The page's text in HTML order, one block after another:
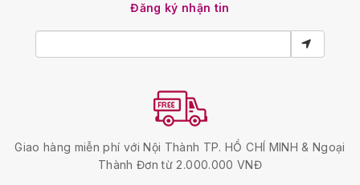
Đăng ký nhận tin
Giao hàng miễn phí với Nội Thành TP. HỒ CHÍ MINH & Ngoại
Thành Đơn từ 2.000.000 VNĐ